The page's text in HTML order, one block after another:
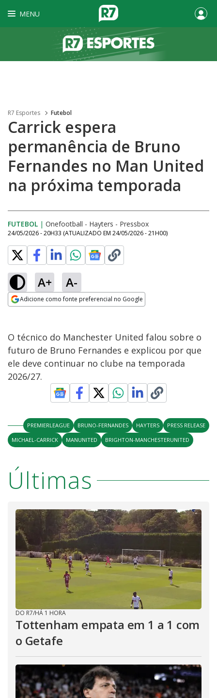
MENU
R7 Esportes Futebol
Carrick espera
permanência de Bruno
Fernandes no Man United
na próxima temporada
FUTEBOL | Onefootball - Hayters - Pressbox
24/05/2026 - 20H33 (ATUALIZADO EM 24/05/2026 - 21H00)
A+ A-
Adicione como fonte preferencial no Google
O técnico do Manchester United falou sobre o
futuro de Bruno Fernandes e explicou por que
ele deve continuar no clube na temporada
2026/27.
PREMIERLEAGUE BRUNO-FERNANDES HAYTERS
PRESS RELEASE
MICHAEL-CARRICK
MANUNITED BRIGHTON-MANCHESTERUNITED
Últimas
DO R7/HÁ 1 HORA
Tottenham empata em 1 a 1 com
o Getafe